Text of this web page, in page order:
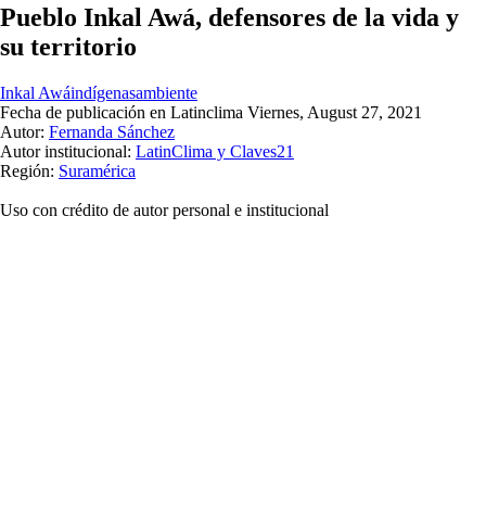
Pueblo Inkal Awá, defensores de la vida y
su territorio
Inkal Awáindígenasambiente
Fecha de publicación en Latinclima Viernes, August 27, 2021
Autor: Fernanda Sánchez
Autor institucional: LatinClima y Claves21
Región: Suramérica
Uso con crédito de autor personal e institucional